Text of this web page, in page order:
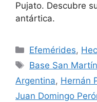
Pujato. Descubre
antártica.
Efemérides,
Base San Martín
Argentina, Hernán
Juan Domingo